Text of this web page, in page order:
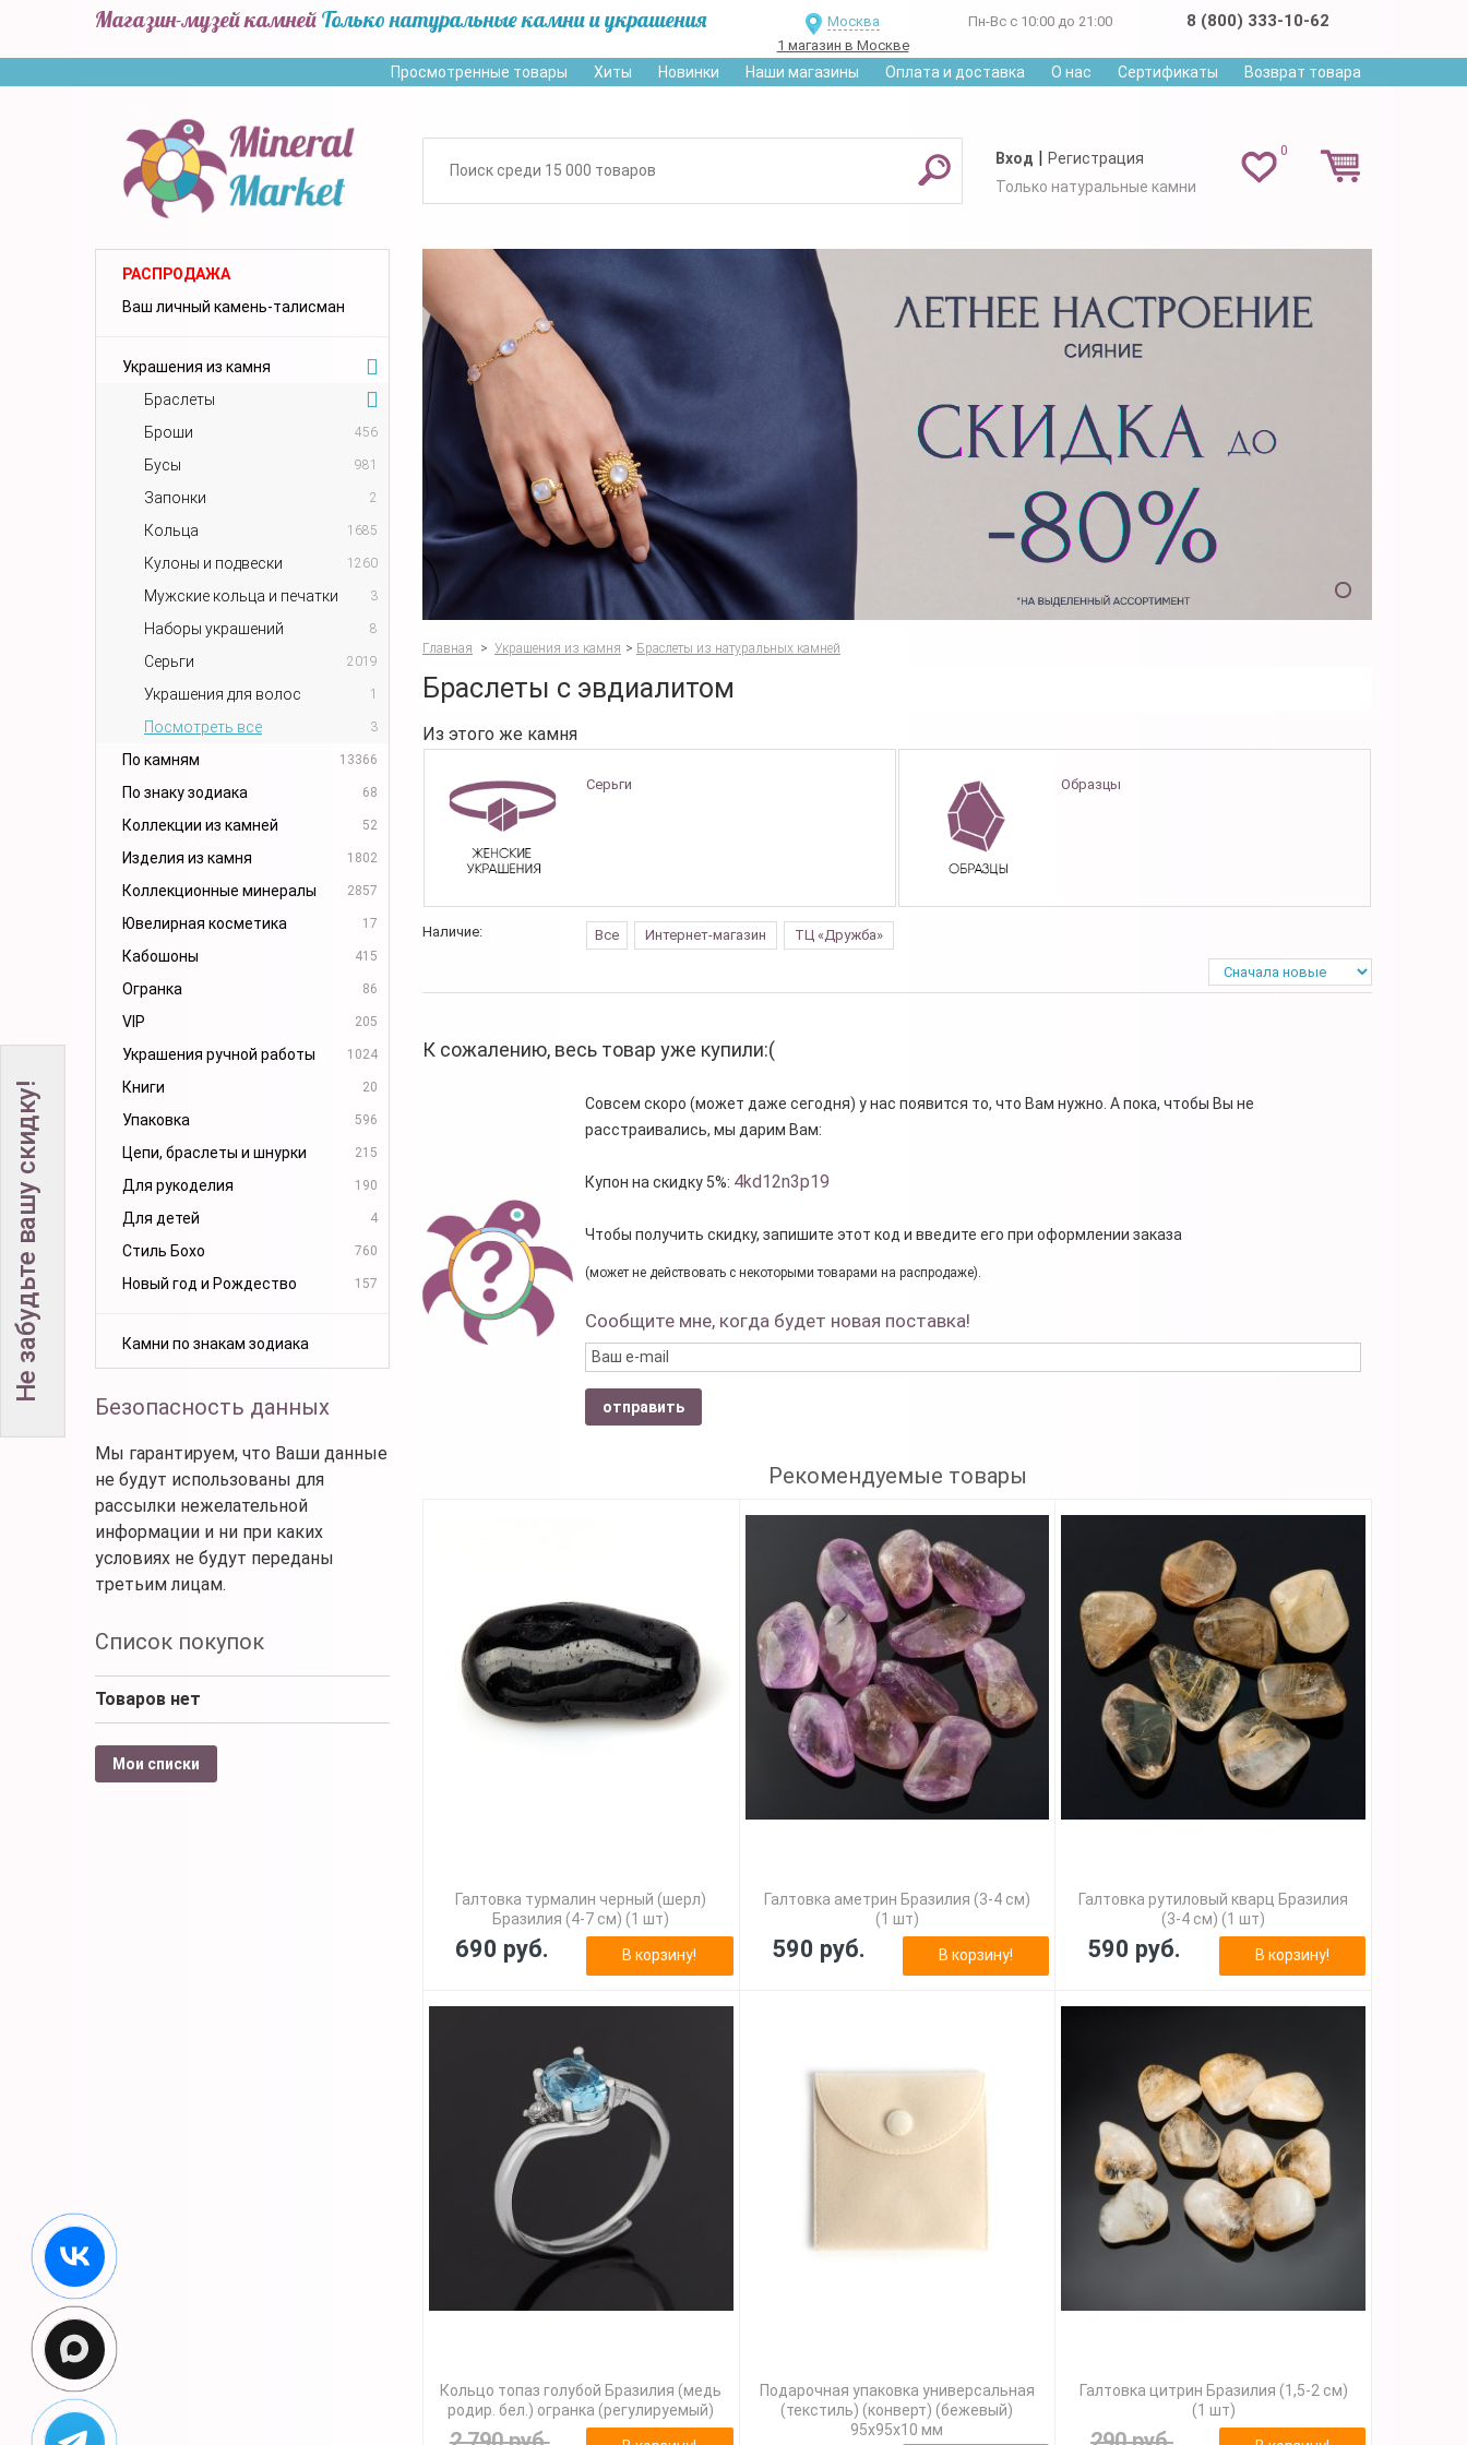
Магазин-музей камней Только натуральные камни и украшения
Москва
1 магазин в Москве
Пн-Вс с 10:00 до 21:00 8 (800) 333-10-62
Просмотренные товары Хиты Новинки Наши магазины Оплата и доставка О нас Сертификаты Возврат товара
0
Вход | Регистрация
Только натуральные камни
РАСПРОДАЖА
Ваш личный камень-талисман
Украшения из камня
Браслеты
Броши
456
Бусы 981
Запонки 2
Кольца 1685
Кулоны и подвески 1260
Мужские кольца и печатки 3
Наборы украшений 8
Серьги 2019
Украшения для волос 1
Посмотреть все 3
По камням 13366
По знаку зодиака 68
Коллекции из камней 52
Изделия из камня 1802
Коллекционные минералы 2857
Ювелирная косметика 17
Кабошоны 415
Огранка 86
VIP 205
Украшения ручной работы 1024
Книги 20
Упаковка 596
Цепи, браслеты и шнурки 215
Для рукоделия 190
Для детей 4
Стиль Бохо 760
Новый год и Рождество 157
Камни по знакам зодиака
Безопасность данных
Мы гарантируем, что Ваши данные
не будут использованы для
рассылки нежелательной
информации и ни при каких
условиях не будут переданы
третьим лицам.
Список покупок
Товаров нет
Мои списки
Главная > Украшения из камня > Браслеты из натуральных камней
Браслеты с эвдиалитом
Из этого же камня
Серьги Образцы
Наличие: Все Интернет-магазин ТЦ «Дружба»
К сожалению, весь товар уже купили:(
Совсем скоро (может даже сегодня) у нас появится то, что Вам нужно. А пока, чтобы Вы не
расстраивались, мы дарим Вам:
Купон на скидку 5%: 4kd12n3p19
Чтобы получить скидку, запишите этот код и введите его при оформлении заказа
(может не действовать с некоторыми товарами на распродаже).
Сообщите мне, когда будет новая поставка!
отправить
Рекомендуемые товары
Галтовка турмалин черный (шерл)
Бразилия (4-7 см) (1 шт)
690 руб. В корзину!
Галтовка аметрин Бразилия (3-4 см)
(1 шт)
590 руб. В корзину!
Галтовка рутиловый кварц Бразилия
(3-4 см) (1 шт)
590 руб. В корзину!
Кольцо топаз голубой Бразилия (медь
родир. бел.) огранка (регулируемый)
Подарочная упаковка универсальная
(текстиль) (конверт) (бежевый)
95х95х10 мм
Галтовка цитрин Бразилия (1,5-2 см)
(1 шт)
Не забудьте вашу скидку!